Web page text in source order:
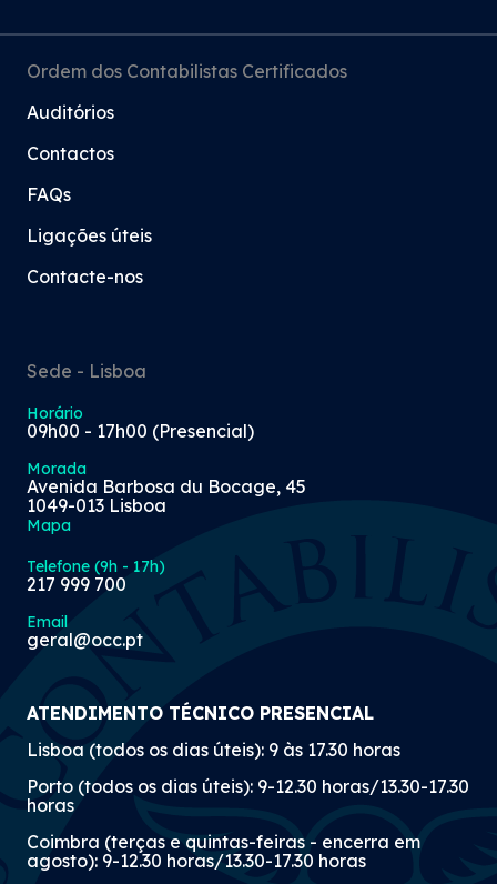
Ordem dos Contabilistas Certificados
Auditórios
Contactos
FAQs
Ligações úteis
Contacte-nos
Sede - Lisboa
Horário
09h00 - 17h00 (Presencial)
Morada
Avenida Barbosa du Bocage, 45
1049-013 Lisboa
Mapa
Telefone (9h - 17h)
217 999 700
Email
geral@occ.pt
ATENDIMENTO TÉCNICO PRESENCIAL
Lisboa (todos os dias úteis): 9 às 17.30 horas
Porto (todos os dias úteis): 9-12.30 horas/13.30-17.30
horas
Coimbra (terças e quintas-feiras - encerra em
agosto): 9-12.30 horas/13.30-17.30 horas